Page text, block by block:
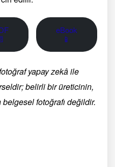
eBook
📱
yapay zekâ ile
belirli bir üreticinin,
fotoğrafı değildir.